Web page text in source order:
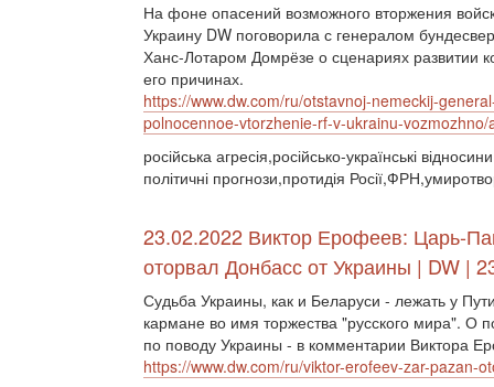
На фоне опасений возможного вторжения
Украину DW поговорила с генералом
Ханс-Лотаром Домрёзе о сценариях развитии
его причинах.
https://www.dw.com/ru/otstavnoj-nemeckij-
polnocennoe-vtorzhenie-rf-v-ukrainu-
російська агресія,російсько-українські
політичні прогнози,протидія
23.02.2022 Виктор Ерофеев: Царь-
оторвал Донбасс от Украины | DW |
Судьба Украины, как и Беларуси - лежать у
кармане во имя торжества "русского мира". О
по поводу Украины - в комментарии Виктора
https://www.dw.com/ru/viktor-erofeev-zar-pazan-